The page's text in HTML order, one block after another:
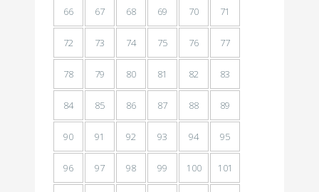
66 67 68 69 70 71
72 73 74 75 76 77
78 79 80 81 82 83
84 85 86 87 88 89
90 91 92 93 94 95
96 97 98 99 100 101